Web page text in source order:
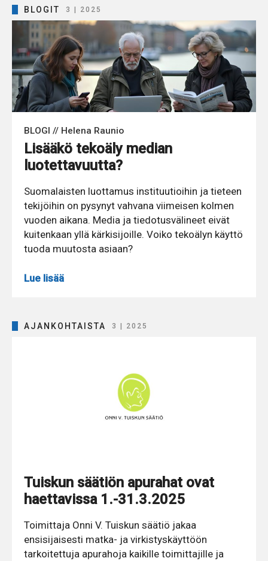
BLOGIT 3 | 2025
BLOGI // Helena Raunio
Lisääkö tekoäly median
luotettavuutta?
Suomalaisten luottamus instituutioihin ja tieteen
tekijöihin on pysynyt vahvana viimeisen kolmen
vuoden aikana. Media ja tiedotusvälineet eivät
kuitenkaan yllä kärkisijoille. Voiko tekoälyn käyttö
tuoda muutosta asiaan?
Lue lisää
AJANKOHTAISTA 3 | 2025
Tuiskun säätiön apurahat ovat
haettavissa 1.-31.3.2025
Toimittaja Onni V. Tuiskun säätiö jakaa
ensisijaisesti matka- ja virkistyskäyttöön
tarkoitettuja apurahoja kaikille toimittajille ja